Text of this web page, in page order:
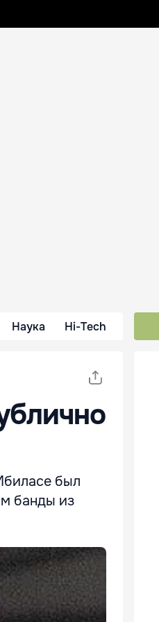
Наука Hi-Tech
был
банды из